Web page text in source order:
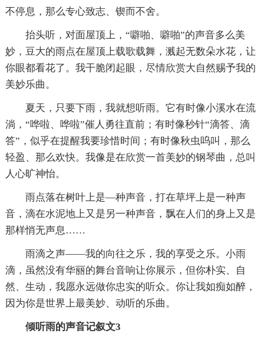
不停息，那么专心致志、锲而不舍。
抬头听，对面屋顶上，“噼啪、噼啪”的声音多么美
妙，豆大的雨点在屋顶上载歌载舞，溅起无数朵水花，让
你眼都看花了。我干脆闭起眼，尽情欣赏大自然赐予我的
美妙乐曲。
夏天，只要下雨，我就想听雨。它有时像小溪水在流
淌，“哗啦、哗啦”催人勇往直前；有时像秒针“滴答、滴
答”，似乎在提醒我要珍惜时间；有时像秋虫呜叫，那么
轻盈、那么欢快。我像是在欣赏一首美妙的钢琴曲，总叫
人心旷神怡。
雨点落在树叶上是—种声音，打在草坪上是一种声
音，滴在水泥地上又是另一种声音，飘在人们的身上又是
那样悄无声息……
雨滴之声——我的向往之乐，我的享受之乐。小雨
滴，虽然没有华丽的舞台音响让你展示，但你朴实、自
然、生动，我愿永远做你忠实的听众。你让我如痴如醉，
因为你是世界上最美妙、动听的乐曲。
倾听雨的声音记叙文3